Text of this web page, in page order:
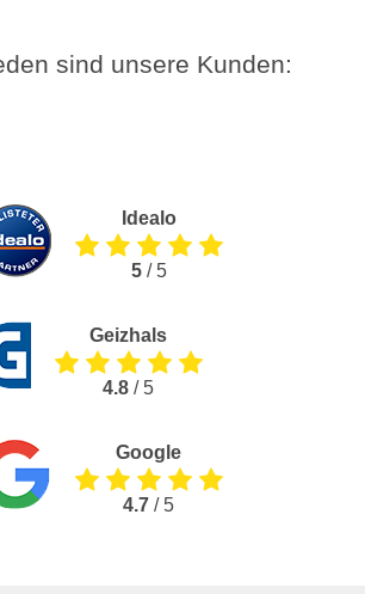
sind unsere Kunden:
Idealo
5/ 5
Geizhals
4.8 / 5
Google
4.7 / 5